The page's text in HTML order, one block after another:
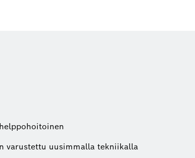
varustettu uusimmalla tekniikalla